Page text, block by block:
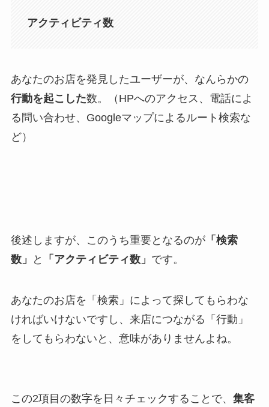
アクティビティ数
あなたのお店を発見したユーザーが、なんらかの
行動を起こした数。（HPへのアクセス、電話によ
る問い合わせ、Googleマップによるルート検索な
ど）
後述しますが、このうち重要となるのが「検索
数」
と 「アクティビティ数」 です。
あなたのお店を「検索」によって探してもらわな
ければいけないですし、来店につながる「行動」
をしてもらわないと、意味がありませんよね。
この2項目の数字を日々チェックすることで、 集客